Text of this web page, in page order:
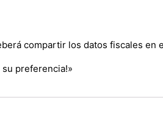
compartir los datos fiscales en
su preferencia!»